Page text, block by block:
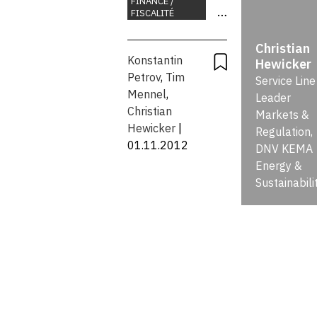
allemande:
ambitions
initiales et
problèmes
oeuvre sur
FISCALITÉ
ÉCONOMIQUE
PLACE
ÉCONOMIQUE
Konstantin
Petrov, Tim
Mennel,
Christian
Hewicker
01.11.2012
Christian
Hewicker
Service Line
Leader
Markets &
Regulation,
DNV KEMA
Energy &